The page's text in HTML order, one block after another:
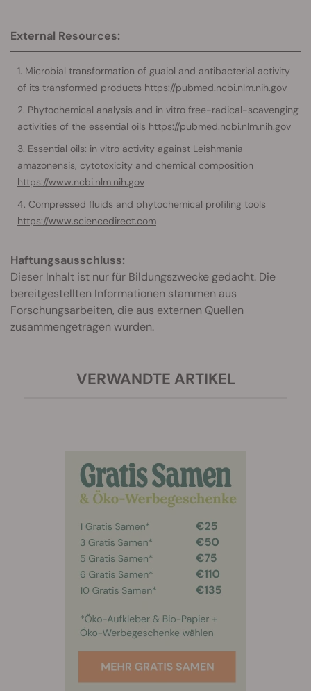
External Resources:
Microbial transformation of guaiol and antibacterial activity
of its transformed products https://pubmed.ncbi.nlm.nih.gov
Phytochemical analysis and in vitro free-radical-scavenging
activities of the essential oils https://pubmed.ncbi.nlm.nih.gov
Essential oils: in vitro activity against Leishmania
amazonensis, cytotoxicity and chemical composition
https://www.ncbi.nlm.nih.gov
Compressed fluids and phytochemical profiling tools
https://www.sciencedirect.com
Haftungsausschluss:
Dieser Inhalt ist nur für Bildungszwecke gedacht. Die
bereitgestellten Informationen stammen aus
Forschungsarbeiten, die aus externen Quellen
zusammengetragen wurden.
VERWANDTE ARTIKEL